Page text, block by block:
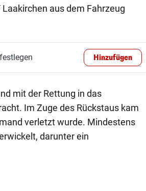
aus dem Fahrzeug
Hinzufügen
mit der Rettung in das
Im Zuge des Rückstaus kam
verletzt wurde. Mindestens
darunter ein